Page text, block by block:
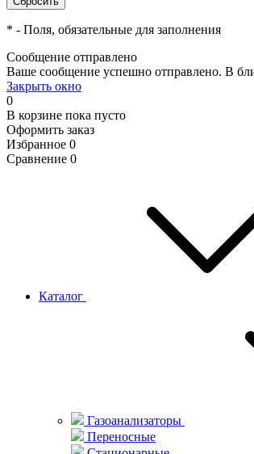
* - Поля, обязательные для заполнения
Сообщение отправлено
Ваше сообщение успешно отправлено. В
Закрыть окно
0
В корзине пока пусто
Оформить заказ
Избранное 0
Сравнение 0
Каталог
Газоанализаторы
Переносные